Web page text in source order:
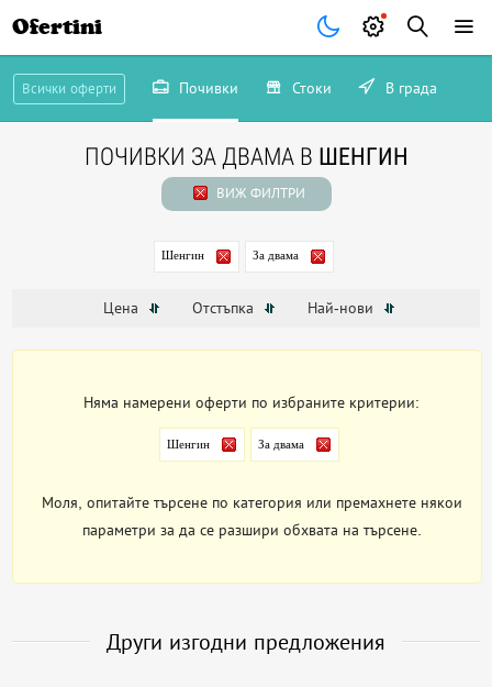
Ofertini
Всички оферти Почивки Стоки В града
ПОЧИВКИ ЗА ДВАМА В ШЕНГИН
ВИЖ ФИЛТРИ
Шенгин За двама
Цена Отстъпка Най-нови
Няма намерени оферти по избраните критерии:
Шенгин За двама
Моля, опитайте търсене по категория или премахнете някои
параметри за да се разшири обхвата на търсене.
Други изгодни предложения